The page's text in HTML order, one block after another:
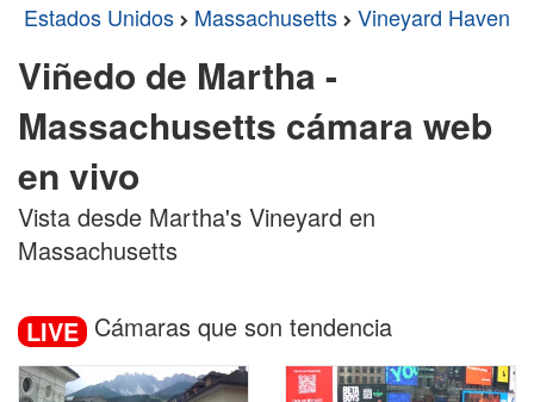
Estados Unidos Massachusetts Vineyard Haven
Viñedo de Martha -
Massachusetts cámara web
en vivo
Vista desde Martha's Vineyard en
Massachusetts
LIVE Cámaras que son tendencia